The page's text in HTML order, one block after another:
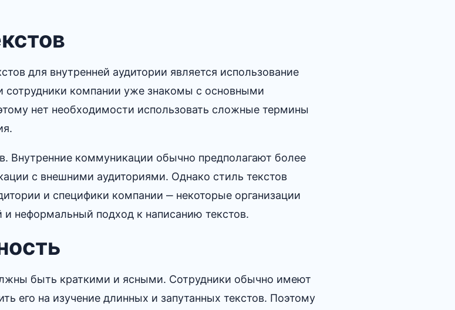
для внутренней аудитории является использование
сотрудники компании уже знакомы с основными
нет необходимости использовать сложные термины
Внутренние коммуникации обычно предполагают более
с внешними аудиториями.​ Однако стиль текстов
и специфики компании ‒ некоторые организации
неформальный подход к написанию текстов.​
быть краткими и ясными.​ Сотрудники обычно имеют
его на изучение длинных и запутанных текстов.​ Поэтому